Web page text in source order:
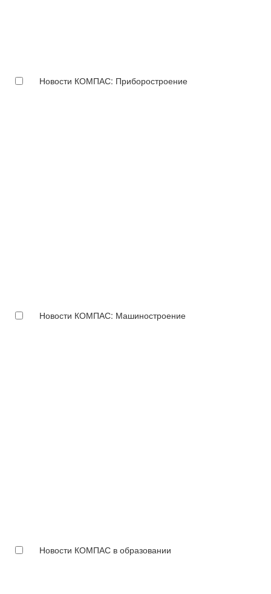
Новости КОМПАС: Приборостроение
Новости КОМПАС: Машиностроение
Новости КОМПАС в образовании